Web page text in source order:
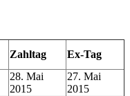
Zahltag Ex-Tag
28. Mai
2015
27. Mai
2015